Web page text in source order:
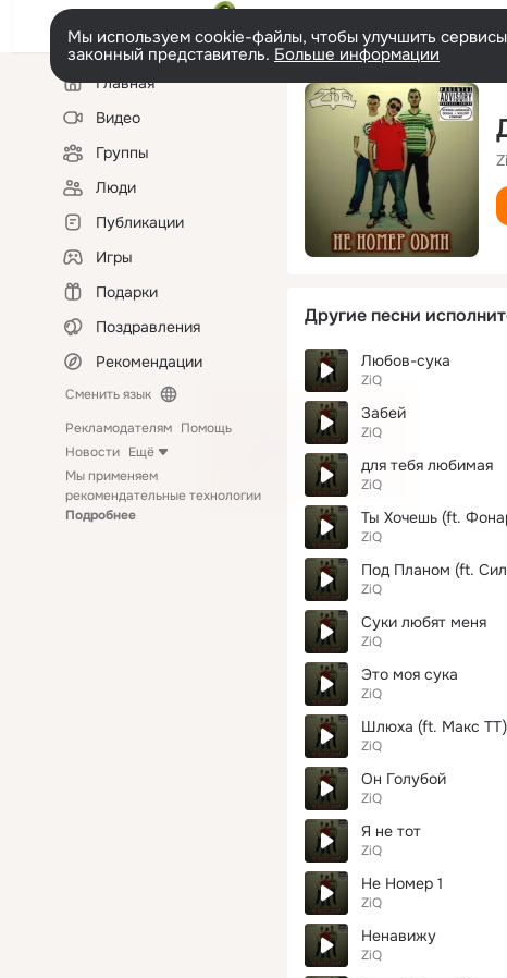
Мы используем cookie-файлы, чтобы улучшить
законный представитель. Больше информации
Левая
колонкаГлавная
Видео
Группы
Люди
Публикации
Игры
Подарки
Поздравления
Рекомендации
Сменить язык
Рекламодателям Помощь
Новости Ещё
Мы применяем
рекомендательные технологии
Подробнее
Другие песни
Любов-сука
ZiQ
Забей
ZiQ
для тебя любимая
ZiQ
Ты Хочешь (ft.
ZiQ
Под Планом (ft.
ZiQ
Суки любят меня
ZiQ
Это моя сука
ZiQ
Шлюха (ft. Макс ТТ)
ZiQ
Он Голубой
ZiQ
Я не тот
ZiQ
Не Номер 1
ZiQ
Ненавижу
ZiQ